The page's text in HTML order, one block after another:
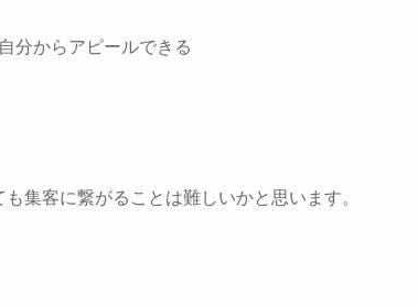
分からアピールできる
集客に繋がることは難しいかと思います。